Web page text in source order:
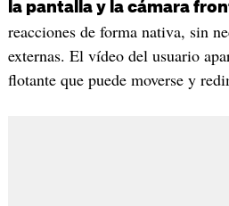
la pantalla y la cámara
reacciones de forma nativa, sin
externas. El vídeo del usuario
flotante que puede moverse y